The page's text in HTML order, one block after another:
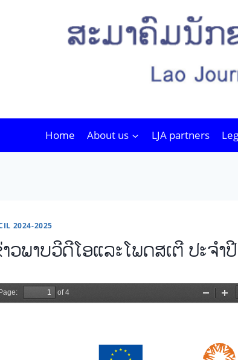
Home About us LJA partners
2024-2025
ວພາບວີດີໂອແລະໂພດສເຕີ ປະຈ